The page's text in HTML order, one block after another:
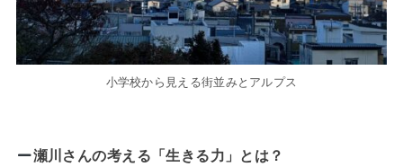
小学校から見える街並みとアルプス
瀬川さんの考える「生きる力」とは？